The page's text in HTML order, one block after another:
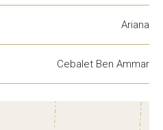
Ariana
Cebalet Ben Ammar